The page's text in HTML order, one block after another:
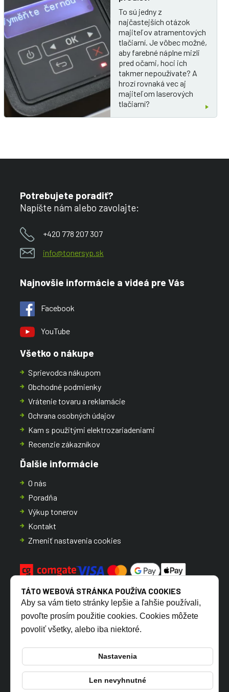
To sú jedny z
najčastejších otázok
majiteľov atramentových
tlačiarní. Je vôbec možné,
aby farebné náplne mizli
pred očami, hoci ich
takmer nepoužívate? A
hrozí rovnaká vec aj
majiteľom laserových
tlačiarní?
Potrebujete poradiť?
Napíšte nám alebo zavolajte:
+420 778 207 307
info@tonersyp.sk
Najnovšie informácie a videá pre Vás
Facebook
YouTube
Všetko o nákupe
Sprievodca nákupom
Obchodné podmienky
Vrátenie tovaru a reklamácie
Ochrana osobných údajov
Kam s použitými elektrozariadeniami
Recenzie zákazníkov
Ďalšie informácie
O nás
Poradňa
Výkup tonerov
Kontakt
Zmeniť nastavenia cookies
CZ SK
TÁTO WEBOVÁ STRÁNKA POUŽÍVA COOKIES
Aby sa vám tieto stránky lepšie a ľahšie používali,
povoľte prosím použitie cookies. Cookies môžete
povoliť všetky, alebo iba niektoré.
Nastavenia
Len nevyhnutné